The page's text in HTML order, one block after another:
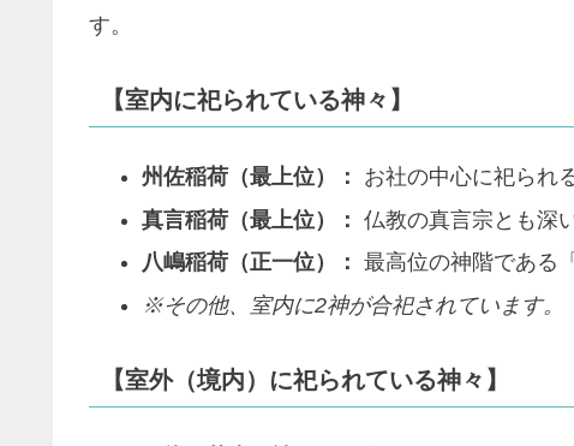
す。
【室内に祀られている神々】
州佐稲荷（最上位）：
お社の中心に祀られ
真言稲荷（最上位）： 仏教の真言宗とも深
八嶋稲荷（正一位）： 最高位の神階である
※その他、室内に2神が合祀されています。
【室外（境内）に祀られている神々】